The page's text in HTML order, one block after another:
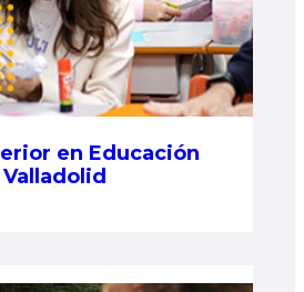
en Educación